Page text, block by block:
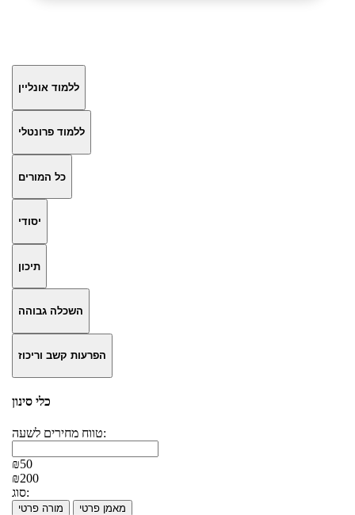
ללמוד אונליין
ללמוד פרונטלי
כל המורים
יסודי
תיכון
השכלה גבוהה
הפרעות קשב וריכוז
כלי סינון
טווח מחירים לשעה:
₪50
₪200
סוג:
מורה פרטי מאמן פרטי